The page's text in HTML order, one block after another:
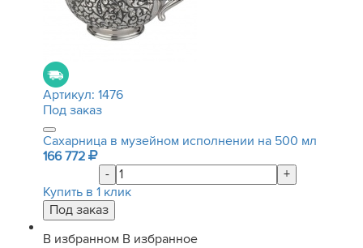
Артикул: 1476
Под заказ
Сахарница в музейном исполнении на 500 мл
166 772
-
+
Купить в 1 клик
В избранном В избранное